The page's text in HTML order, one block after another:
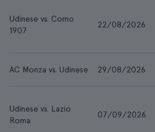
Udinese vs. Como
1907
22/08/2026
AC Monza vs. Udinese 29/08/2026
Udinese vs. Lazio
Roma
07/09/2026